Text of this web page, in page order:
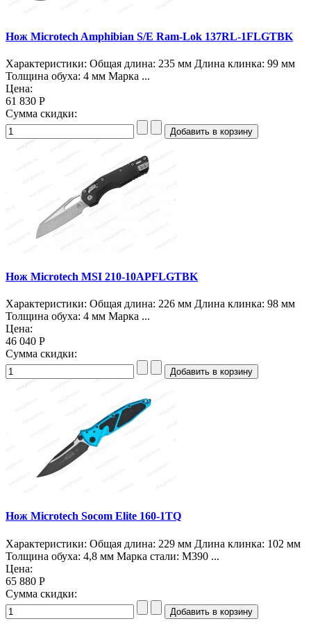
Нож Microtech Amphibian S/E Ram-Lok 137RL-1FLGTBK
Характеристики: Общая длина: 235 мм Длина клинка: 99 мм
Толщина обуха: 4 мм Марка ...
Цена:
61 830 Р
Сумма скидки:
Нож Microtech MSI 210-10APFLGTBK
Характеристики: Общая длина: 226 мм Длина клинка: 98 мм
Толщина обуха: 4 мм Марка ...
Цена:
46 040 Р
Сумма скидки:
Нож Microtech Socom Elite 160-1TQ
Характеристики: Общая длина: 229 мм Длина клинка: 102 мм
Толщина обуха: 4,8 мм Марка стали: M390 ...
Цена:
65 880 Р
Сумма скидки: